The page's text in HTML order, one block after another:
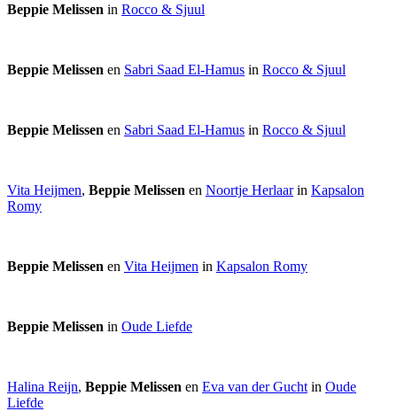
Beppie Melissen in Rocco & Sjuul
Beppie Melissen en Sabri Saad El-Hamus in Rocco & Sjuul
Beppie Melissen en Sabri Saad El-Hamus in Rocco & Sjuul
Vita Heijmen, Beppie Melissen en Noortje Herlaarin Kapsalon
Romy
Beppie Melissen en Vita Heijmen in Kapsalon Romy
Beppie Melissen in Oude Liefde
Halina Reijn, Beppie Melissen en Eva van der Gucht in Oude
Liefde